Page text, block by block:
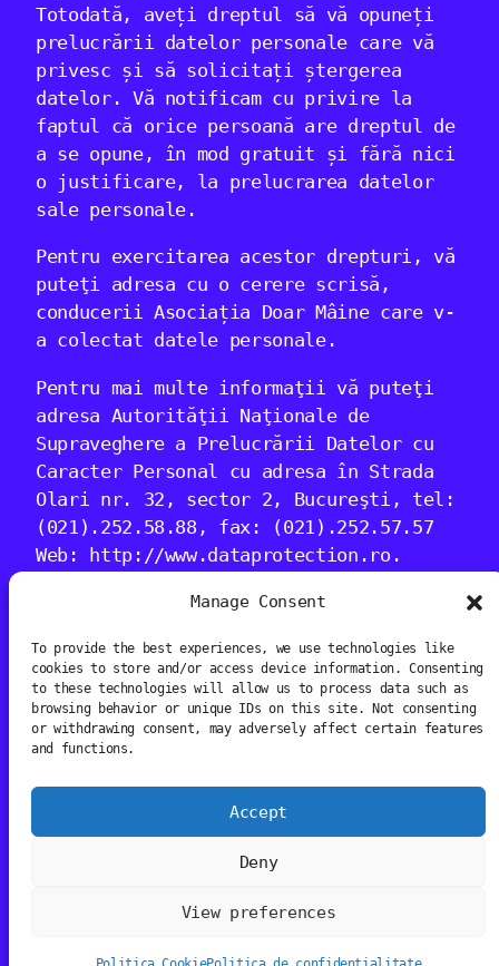
Manage Consent
To provide the best experiences, we use technologies like
cookies to store and/or access device information. Consenting
to these technologies will allow us to process data such as
browsing behavior or unique IDs on this site. Not consenting
or withdrawing consent, may adversely affect certain features
and functions.
Accept
Deny
View preferences
Totodată, aveți dreptul să vă opuneți
prelucrării datelor personale care vă
privesc și să solicitați ștergerea
datelor. Vă notificam cu privire la
faptul că orice persoană are dreptul de
a se opune, în mod gratuit și fără nici
o justificare, la prelucrarea datelor
sale personale.
Pentru exercitarea acestor drepturi, vă
puteţi adresa cu o cerere scrisă,
conducerii Asociația Doar Mâine care v-
a colectat datele personale.
Pentru mai multe informaţii vă puteţi
adresa Autorităţii Naţionale de
Supraveghere a Prelucrării Datelor cu
Caracter Personal cu adresa în Strada
Olari nr. 32, sector 2, Bucureşti, tel:
(021).252.58.88, fax: (021).252.57.57
Web: http://www.dataprotection.ro.
Informații detaliate găsiți la
www.dataprotection.ro/servlet/ViewDocument?
id=1298
Media Art Prize
Instagram
Facebook
TikTok
YouTube